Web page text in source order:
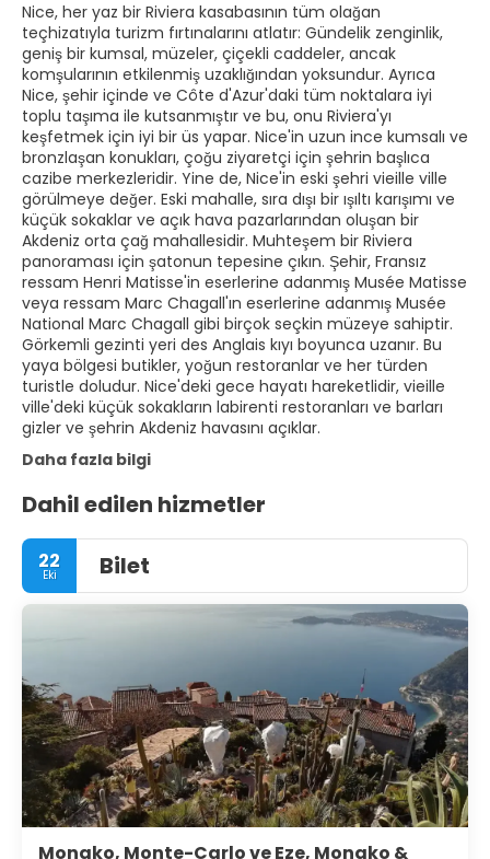
Nice, her yaz bir Riviera kasabasının tüm olağan
teçhizatıyla turizm fırtınalarını atlatır: Gündelik zenginlik,
geniş bir kumsal, müzeler, çiçekli caddeler, ancak
komşularının etkilenmiş uzaklığından yoksundur. Ayrıca
Nice, şehir içinde ve Côte d'Azur'daki tüm noktalara iyi
toplu taşıma ile kutsanmıştır ve bu, onu Riviera'yı
keşfetmek için iyi bir üs yapar. Nice'in uzun ince kumsalı ve
bronzlaşan konukları, çoğu ziyaretçi için şehrin başlıca
cazibe merkezleridir. Yine de, Nice'in eski şehri vieille ville
görülmeye değer. Eski mahalle, sıra dışı bir ışıltı karışımı ve
küçük sokaklar ve açık hava pazarlarından oluşan bir
Akdeniz orta çağ mahallesidir. Muhteşem bir Riviera
panoraması için şatonun tepesine çıkın. Şehir, Fransız
ressam Henri Matisse'in eserlerine adanmış Musée Matisse
veya ressam Marc Chagall'ın eserlerine adanmış Musée
National Marc Chagall gibi birçok seçkin müzeye sahiptir.
Görkemli gezinti yeri des Anglais kıyı boyunca uzanır. Bu
yaya bölgesi butikler, yoğun restoranlar ve her türden
turistle doludur. Nice'deki gece hayatı hareketlidir, vieille
ville'deki küçük sokakların labirenti restoranları ve barları
gizler ve şehrin Akdeniz havasını açıklar.
Daha fazla bilgi
Dahil edilen hizmetler
22
Eki Bilet
Monako, Monte-Carlo ve Eze, Monako &